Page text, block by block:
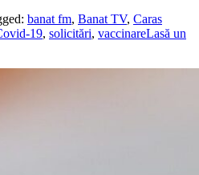
banat fm, Banat TV, Caras
19, solicitări, vaccinareLasă un